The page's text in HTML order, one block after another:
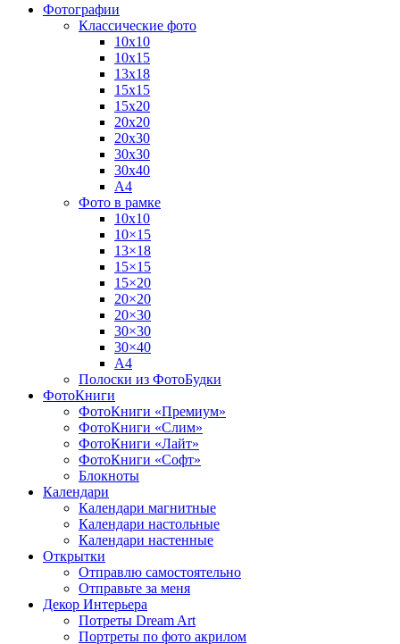
Фотографии
Классические фото
10х10
10х15
13х18
15х15
15х20
20х20
20х30
30х30
30х40
А4
Фото в рамке
10х10
10×15
13×18
15×15
15×20
20×20
20×30
30×30
30×40
A4
Полоски из ФотоБудки
ФотоКниги
ФотоКниги «Премиум»
ФотоКниги «Слим»
ФотоКниги «Лайт»
ФотоКниги «Софт»
Блокноты
Календари
Календари магнитные
Календари настольные
Календари настенные
Открытки
Отправлю самостоятельно
Отправьте за меня
Декор Интерьера
Потреты Dream Art
Портреты по фото акрилом